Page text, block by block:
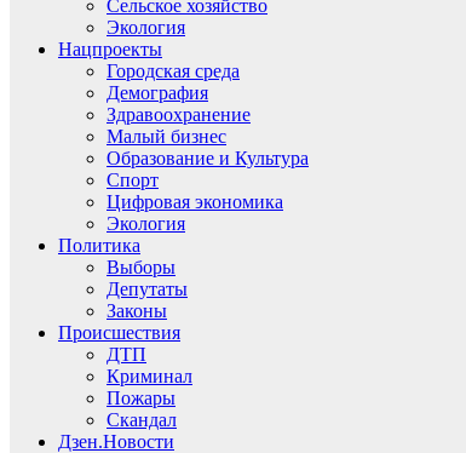
Сельское хозяйство
Экология
Нацпроекты
Городская среда
Демография
Здравоохранение
Малый бизнес
Образование и Культура
Спорт
Цифровая экономика
Экология
Политика
Выборы
Депутаты
Законы
Происшествия
ДТП
Криминал
Пожары
Скандал
Дзен.Новости